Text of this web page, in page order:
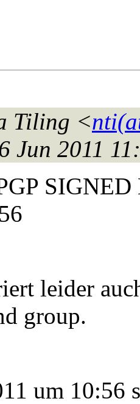
Tiling <
Jun 2011
leider
group.
um 10:56